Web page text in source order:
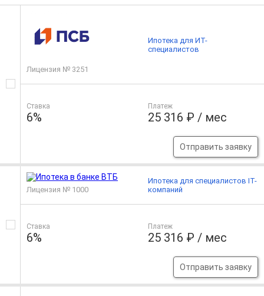
Лицензия № 3251
Ставка
6%
Платеж
25 316 ₽ / мес
Отправить заявку
Ипотека для ИТ-
специалистов
Лицензия № 1000
Ставка
6%
Платеж
25 316 ₽ / мес
Отправить заявку
Ипотека для специалистов IT-
компаний